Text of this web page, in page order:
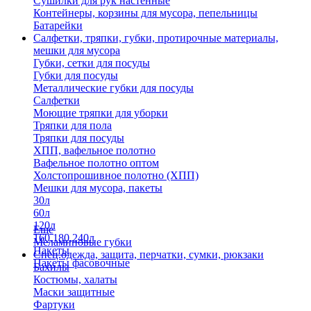
Контейнеры, корзины для мусора, пепельницы
Батарейки
Салфетки, тряпки, губки, протирочные материалы,
мешки для мусора
Губки, сетки для посуды
Губки для посуды
Металлические губки для посуды
Салфетки
Моющие тряпки для уборки
Тряпки для пола
Тряпки для посуды
ХПП, вафельное полотно
Вафельное полотно оптом
Холстопрошивное полотно (ХПП)
Мешки для мусора, пакеты
30л
60л
120л
160,180,240л
Пакеты
Пакеты фасовочные
Еще
Меламиновые губки
Спец.одежда, защита, перчатки, сумки, рюкзаки
Бахилы
Костюмы, халаты
Маски защитные
Фартуки